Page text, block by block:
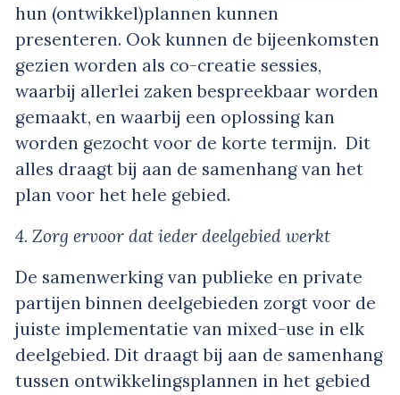
hun (ontwikkel)plannen kunnen
presenteren. Ook kunnen de bijeenkomsten
gezien worden als co-creatie sessies,
waarbij allerlei zaken bespreekbaar worden
gemaakt, en waarbij een oplossing kan
worden gezocht voor de korte termijn. Dit
alles draagt bij aan de samenhang van het
plan voor het hele gebied.
4. Zorg ervoor dat ieder deelgebied werkt
De samenwerking van publieke en private
partijen binnen deelgebieden zorgt voor de
juiste implementatie van mixed-use in elk
deelgebied. Dit draagt bij aan de samenhang
tussen ontwikkelingsplannen in het gebied